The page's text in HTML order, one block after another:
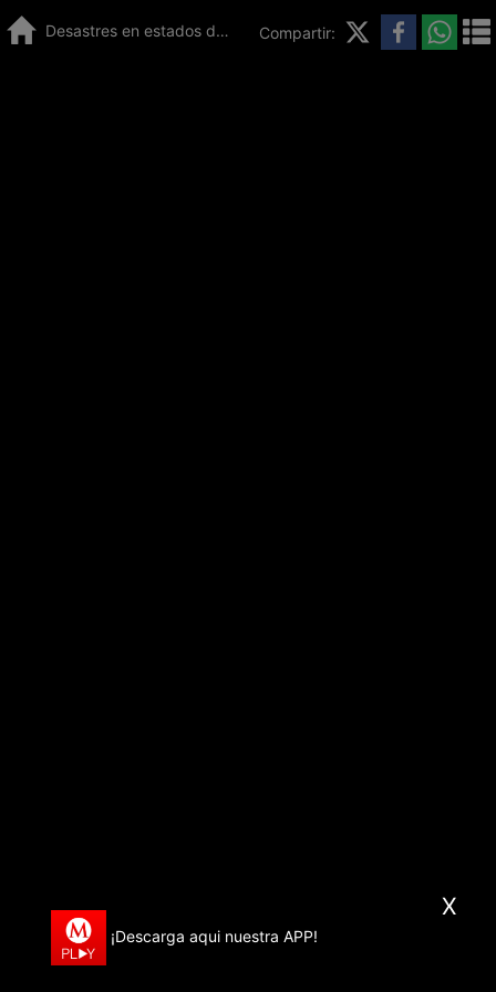
Desastres en estados de México: hay 48,000 casas destruidas Compartir:
X
¡Descarga aqui nuestra APP!